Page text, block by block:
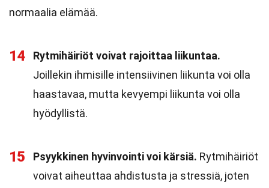
normaalia elämää.
14
Rytmihäiriöt voivat rajoittaa liikuntaa.
Joillekin ihmisille intensiivinen liikunta voi olla
haastavaa, mutta kevyempi liikunta voi olla
hyödyllistä.
15 Psyykkinen hyvinvointi voi kärsiä. Rytmihäiriöt
voivat aiheuttaa ahdistusta ja stressiä, joten